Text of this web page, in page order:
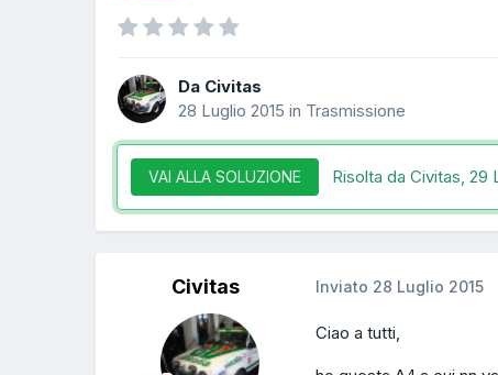
Da Civitas
28 Luglio 2015 in Trasmissione
VAI ALLA SOLUZIONE Risolta da Civitas, 29
Civitas Inviato 28 Luglio 2015
Ciao a tutti,